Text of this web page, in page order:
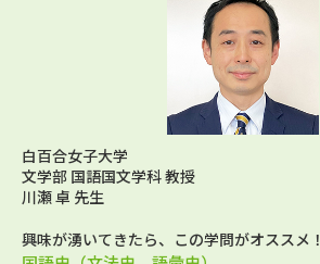
白百合女子大学
文学部 国語国文学科 教授
川瀬 卓 先生
興味が湧いてきたら、この学問がオススメ！